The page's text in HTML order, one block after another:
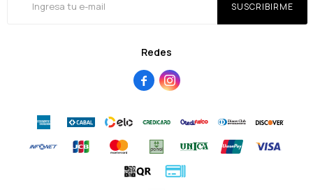
Redes
 
SUSCRIBIRME